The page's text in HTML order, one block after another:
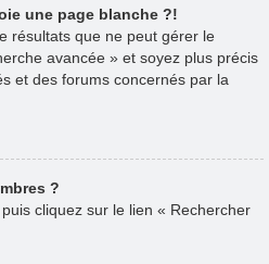
une page blanche ?!
résultats que ne peut gérer le
avancée » et soyez plus précis
et des forums concernés par la
?
cliquez sur le lien « Rechercher